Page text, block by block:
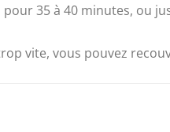
35 à 40 minutes, ou
vite, vous pouvez